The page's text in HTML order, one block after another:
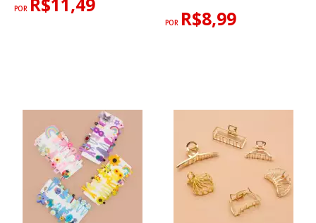
POR
POR R$8,99